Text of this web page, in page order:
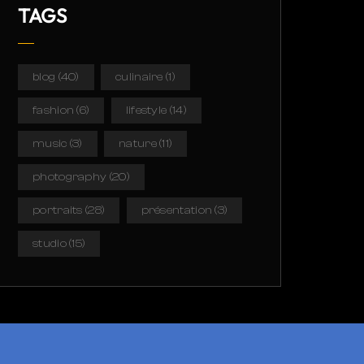
TAGS
blog (40) culinaire (1)
fashion (6) lifestyle (14)
music (3) nature(11)
photography (20)
portraits (28) présentation (3)
studio(15)